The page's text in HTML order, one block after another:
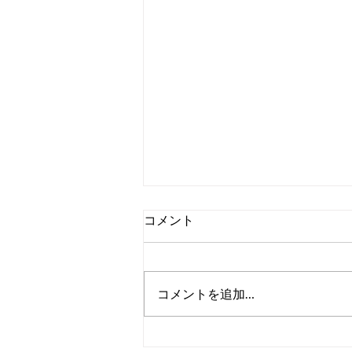
コメント
コメントを追加…